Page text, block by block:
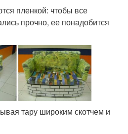
пленкой: чтобы все
прочно, ее понадобится
тару широким скотчем и